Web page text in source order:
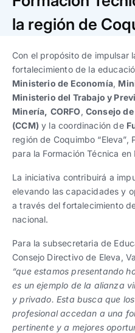
Trabaja con
Ver todas
Español
Ver todas
Español
la región de
Con el propósito de impulsar
fortalecimiento de la
Ministerio de Economía,
Ministerio del Trabajo y
Minería, CORFO , Consejo
(CCM) y la coordinación de
región de Coquimbo
para la Formación Técnica en
La iniciativa contribuirá​ ​a
elevando las capacidades y
a través del fortalecimiento
nacional.
Para la subsecretaria de
Consejo Directivo de Eleva,
“que estamos presentando
es un ejemplo de la alianza
y privado. Esta busca que
profesional accedan a una
pertinente y a mejores